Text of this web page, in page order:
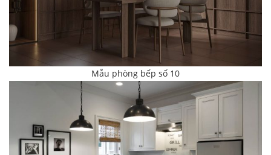
Mẫu phòng bếp số 10